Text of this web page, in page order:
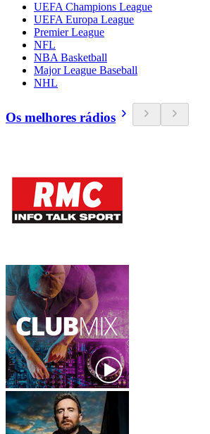
UEFA Champions League
UEFA Europa League
Premier League
NFL
NBA Basketball
Major League Baseball
NHL
Os melhores rádios